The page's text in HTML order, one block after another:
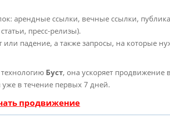
арендные ссылки, вечные ссылки,
пресс-релизы).
или падение, а также запросы, на которые
Буст, она ускоряет продвижение
в течение первых 7 дней.
продвижение